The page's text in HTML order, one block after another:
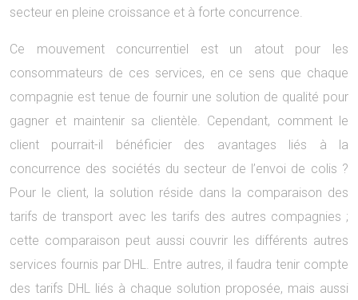
secteur en pleine croissance et à forte concurrence.
Ce mouvement concurrentiel est un atout pour les
consommateurs de ces services, en ce sens que chaque
compagnie est tenue de fournir une solution de qualité pour
gagner et maintenir sa clientèle. Cependant, comment le
client pourrait-il bénéficier des avantages liés à la
concurrence des sociétés du secteur de l’envoi de colis ?
Pour le client, la solution réside dans la comparaison des
tarifs de transport avec les tarifs des autres compagnies ;
cette comparaison peut aussi couvrir les différents autres
services fournis par DHL. Entre autres, il faudra tenir compte
des tarifs DHL liés à chaque solution proposée, mais aussi